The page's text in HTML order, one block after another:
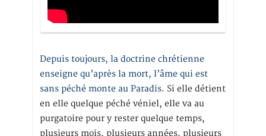
Depuis toujours, la doctrine chrétienne
enseigne qu’après la mort, l’âme qui est
sans péché monte au Paradis. Si elle détient
en elle quelque péché véniel, elle va au
purgatoire pour y rester quelque temps,
plusieurs mois, plusieurs années, plusieurs